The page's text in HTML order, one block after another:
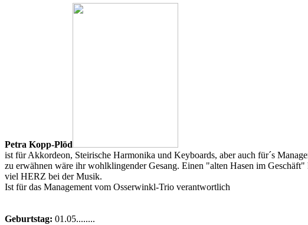
Petra Kopp-Plöd
ist für Akkordeon, Steirische Harmonika und Keyboards, aber auch für´s
zu erwähnen wäre ihr wohlklingender Gesang. Einen "alten Hasen im
viel HERZ bei der Musik.
Ist für das Management vom Osserwinkl-Trio verantwortlich
Geburtstag: 01.05........